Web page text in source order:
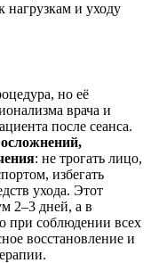
нагрузкам и уходу
но её
врача и
после сеанса.
: не трогать лицо,
избегать
ухода. Этот
2–3 дней, а в
при соблюдении всех
восстановление и